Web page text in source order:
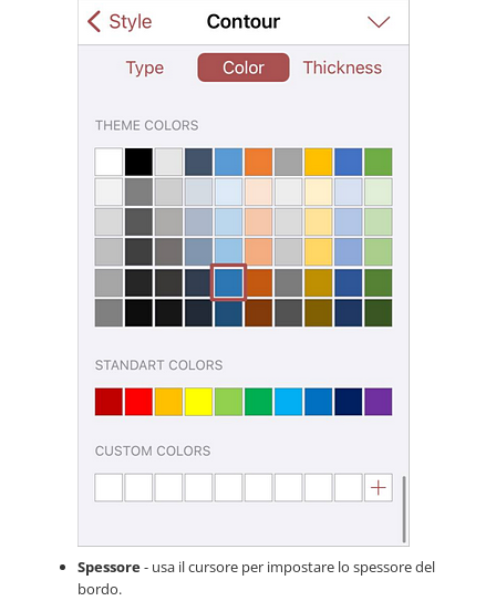
Spessore- usa il cursore per impostare lo spessore del
bordo.